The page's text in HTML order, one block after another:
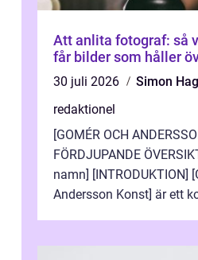
Att anlita fotograf: så
får bilder som håller
30 juli 2026
Simon
redaktionel
[GOMÉR OCH
FÖRDJUPANDE
namn] [INTRODUKTION]
Andersson Konst] är ett